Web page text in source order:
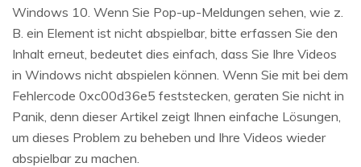
Windows 10. Wenn Sie Pop-up-Meldungen sehen, wie z.
B. ein Element ist nicht abspielbar, bitte erfassen Sie den
Inhalt erneut, bedeutet dies einfach, dass Sie Ihre Videos
in Windows nicht abspielen können. Wenn Sie mit bei dem
Fehlercode 0xc00d36e5 feststecken, geraten Sie nicht in
Panik, denn dieser Artikel zeigt Ihnen einfache Lösungen,
um dieses Problem zu beheben und Ihre Videos wieder
abspielbar zu machen.